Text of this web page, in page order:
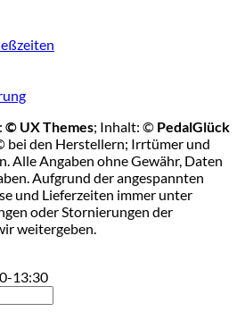
© UX Themes; Inhalt: © PedalGlück
bei den Herstellern; Irrtümer und
Alle Angaben ohne Gewähr, Daten
Aufgrund der angespannten
und Lieferzeiten immer unter
oder Stornierungen der
weitergeben.
13:30